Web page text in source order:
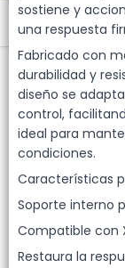
sostiene y
una respuesta
Fabricado con
durabilidad y
diseño se
control,
ideal para
condiciones.
Características
Soporte interno
Compatible con
Restaura la
CONTACTO
Menú
Soporte Interno
Venta mayorista